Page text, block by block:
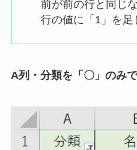
前が前の行と同じ
行の値に「1」を足
A列・分類を「〇」のみ